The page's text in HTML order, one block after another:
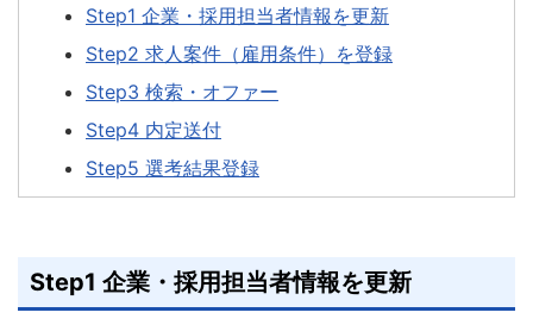
Step1 企業・採用担当者情報を更新
Step2 求人案件（雇用条件）を登録
Step3 検索・オファー
Step4 内定送付
Step5 選考結果登録
Step1 企業・採用担当者情報を更新